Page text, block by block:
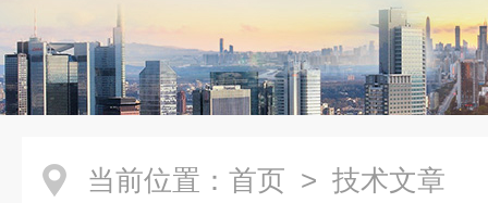
当前位置： 首页 > 技术文章